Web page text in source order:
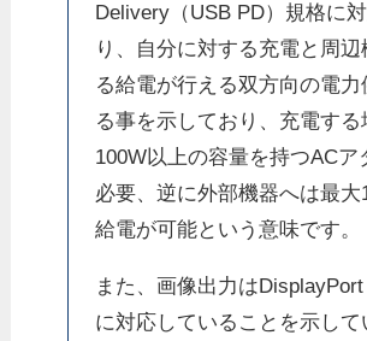
Delivery（USB PD）規格に
り、自分に対する充電と周
る給電が行える双方向の電
る事を示しており、充電する
100W以上の容量を持つACア
必要、逆に外部機器へは最大
給電が可能という意味です。
また、画像出力は
に対応していることを示して